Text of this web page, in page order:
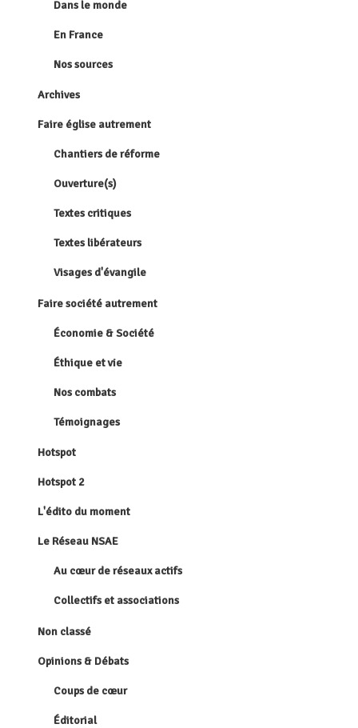
Dans le monde
En France
Nos sources
Archives
Faire église autrement
Chantiers de réforme
Ouverture(s)
Textes critiques
Textes libérateurs
Visages d'évangile
Faire société autrement
Économie & Société
Éthique et vie
Nos combats
Témoignages
Hotspot
Hotspot 2
L'édito du moment
Le Réseau NSAE
Au cœur de réseaux actifs
Collectifs et associations
Non classé
Opinions & Débats
Coups de cœur
Éditorial